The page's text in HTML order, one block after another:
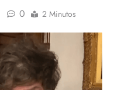
0 2 Minutos